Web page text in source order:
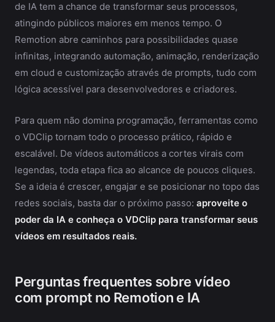
de IA tem a chance de transformar seus processos,
atingindo públicos maiores em menos tempo. O
Remotion abre caminhos para possibilidades quase
infinitas, integrando automação, animação, renderização
em cloud e customização através de prompts, tudo com
lógica acessível para desenvolvedores e criadores.
Para quem não domina programação, ferramentas como
o VDClip tornam todo o processo prático, rápido e
escalável. De vídeos automáticos a cortes virais com
legendas, toda etapa fica ao alcance de poucos cliques.
Se a ideia é crescer, engajar e se posicionar no topo das
redes sociais, basta dar o próximo passo: aproveite o
poder da IA e conheça o VDClip para transformar seus
vídeos em resultados reais.
Perguntas frequentes sobre vídeo
com prompt no Remotion e IA